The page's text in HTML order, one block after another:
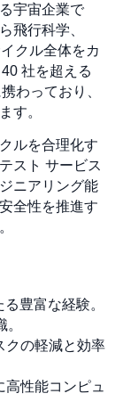
宇宙企業で
飛行科学、
クル全体をカ
社を超える
わっており、
す。
ルを合理化す
スト サービス
ニアリング能
全性を推進す
豊富な経験。
クの軽減と効率
性能コンピュ